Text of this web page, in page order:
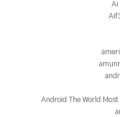
Ai
Android The World